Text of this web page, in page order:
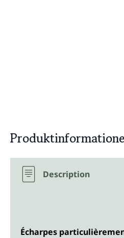
Description
Écharpes